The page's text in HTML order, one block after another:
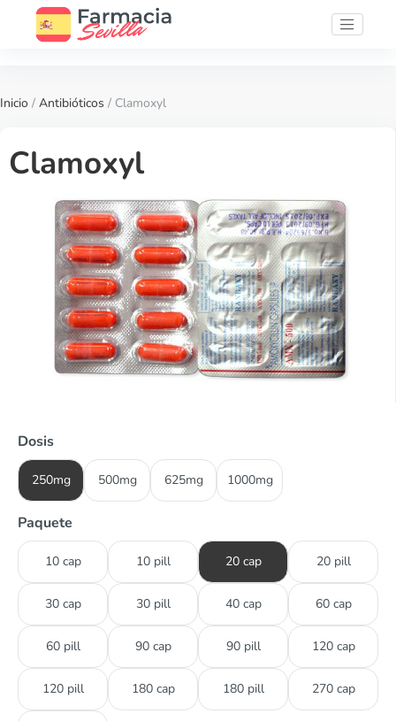
Inicio / Antibióticos / Clamoxyl
Clamoxyl
Dosis
250mg 500mg 625mg 1000mg
Paquete
10 cap 10 pill 20 cap 20 pill
30 cap 30 pill 40 cap 60 cap
60 pill 90 cap 90 pill 120 cap
120 pill 180 cap 180 pill 270 cap